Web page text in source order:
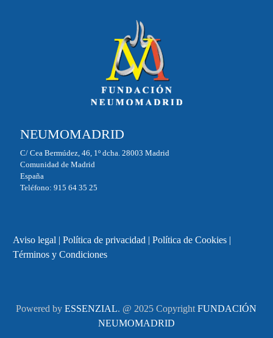
NEUMOMADRID
C/ Cea Bermúdez, 46, 1º dcha. 28003 Madrid
Comunidad de Madrid
España
Teléfono: 915 64 35 25
Aviso legal | Política de privacidad | Política de Cookies|
Términos y Condiciones
Powered byESSENZIAL. @ 2025 CopyrightFUNDACIÓN
NEUMOMADRID